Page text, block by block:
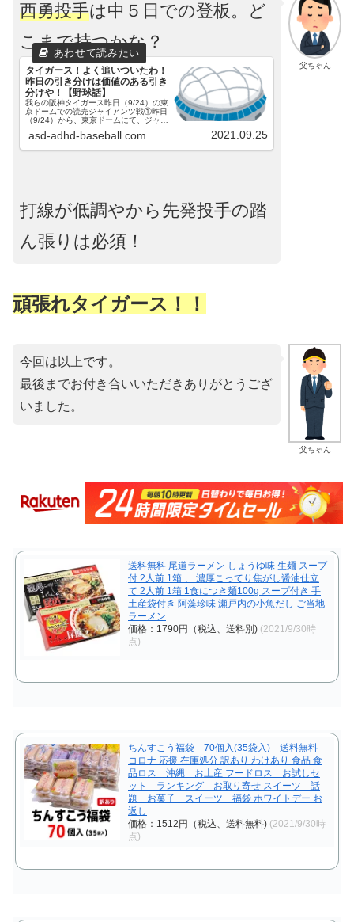
父ちゃん
西勇投手は中５日での登板。ど
こまで持つかな？
タイガース！よく追いついたわ！
昨日の引き分けは価値のある引き
分けや！【野球話】
我らの阪神タイガース昨日（9/24）の東
京ドームでの読売ジャイアンツ戦①昨日
（9/24）から、東京ドームにて、ジャイ
の初戦でした。阪神西勇投手、讀賣メル
asd-adhd-baseball.com 2021.09.25
打線が低調やから先発投手の踏
ん張りは必須！
頑張れタイガース！！
父ちゃん
今回は以上です。
最後までお付き合いいただきありがとうござ
いました。
送料無料 尾道ラーメン しょうゆ味 生麺 スープ
付 2人前 1箱 、 濃厚こってり焦がし醤油仕立
て 2人前 1箱 1食につき麺100g スープ付き 手
土産袋付き 阿藻珍味 瀬戸内の小魚だし ご当地
ラーメン
価格：1790円（税込、送料別) (2021/9/30時
点)
ちんすこう福袋 70個入(35袋入) 送料無料
コロナ 応援 在庫処分 訳あり わけあり 食品 食
品ロス 沖縄 お土産 フードロス お試しセ
ット ランキング お取り寄せ スイーツ 話
題 お菓子 スイーツ 福袋 ホワイトデー お
返し
価格：1512円（税込、送料無料) (2021/9/30時
点)